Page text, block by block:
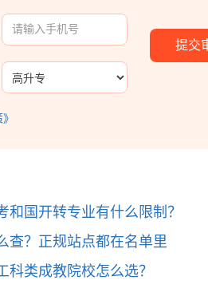
国开转专业有什么限制？
查？正规站点都在名单里
类成教院校怎么选？